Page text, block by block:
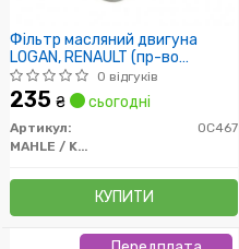
Фільтр масляний двигуна
LOGAN, RENAULT (пр-во
Knecht-Mahle)0 відгуків
235 ₴ сьогодні
Артикул:
OC467
MAHLE / KNECHT
КУПИТИ